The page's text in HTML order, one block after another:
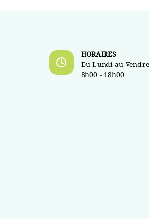
HORAIRES
Du Lundi au
8h00 - 18h00